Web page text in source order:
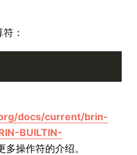
：
docs/current/brin-
BUILTIN-
多操作符的介绍。